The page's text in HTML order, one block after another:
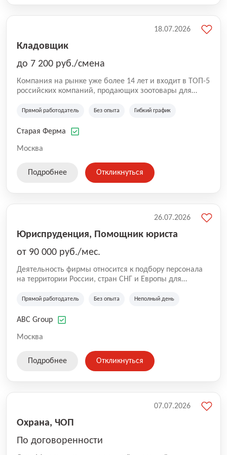
Кладовщик
до 7 200 руб./смена
Компания на рынке уже более 14 лет и входит в ТОП-5
российских компаний, продающих зоотовары для
компания владеет 5 розничными магазинами, а также
России (Wildberries, Ozon, Яндекс. Маркет и
на глобальной доставке товаров по всей территории
SKU, премиальные бренды кормов и собственные
Прямой работодатель Без опыта Гибкий график
Старая Ферма
Москва
18.07.2026
Подробнее Откликнуться
Юриспруденция, Помощник юриста
от 90 000 руб./мес.
Деятельность фирмы относится к подбору персонала
на территории России, стран СНГ и Европы для
культуре и развлечениям, информационным
Прямой работодатель Без опыта Неполный день
ABC Group
Москва
26.07.2026
Подробнее Откликнуться
Охрана, ЧОП
По договоренности
07.07.2026